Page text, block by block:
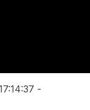
-